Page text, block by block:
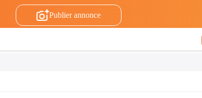
Publier annonce